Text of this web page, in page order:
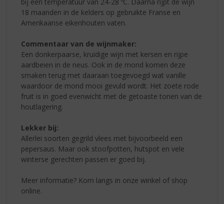
bij een temperatuur van 24-28 ⁰C. Daarna rijpt de wijn
18 maanden in de kelders op gebruikte Franse en
Amerikaanse eikenhouten vaten.
Commentaar van de wijnmaker:
Een donkerpaarse, kruidige wijn met kersen en rijpe
aardbeien in de neus. Ook in de mond komen deze
smaken terug met daaraan toegevoegd wat vanille
waardoor de mond mooi gevuld wordt. Het zoete rode
fruit is in goed evenwicht met de getoaste tonen van de
houtlagering.
Lekker bij:
Allerlei soorten gegrild vlees met bijvoorbeeld een
pepersaus. Maar ook stoofpotten, hutspot en vele
winterse gerechten passen er goed bij.
Meer informatie? Kom langs in onze winkel of shop
online.